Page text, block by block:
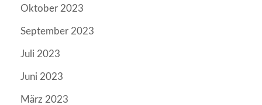
Oktober 2023
September 2023
Juli 2023
Juni 2023
März 2023